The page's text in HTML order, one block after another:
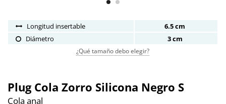
Longitud insertable
6.5 cm
Diámetro
3 cm
¿Qué tamaño debo elegir?
Plug Cola Zorro Silicona Negro S
Cola anal